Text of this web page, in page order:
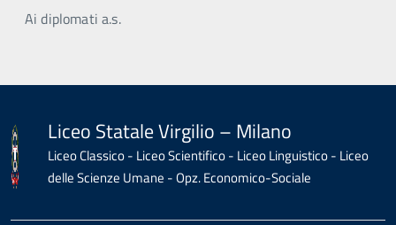
Ai diplomati a.s.
Liceo Statale Virgilio – Milano
Liceo Classico - Liceo Scientifico - Liceo Linguistico - Liceo
delle Scienze Umane - Opz. Economico-Sociale